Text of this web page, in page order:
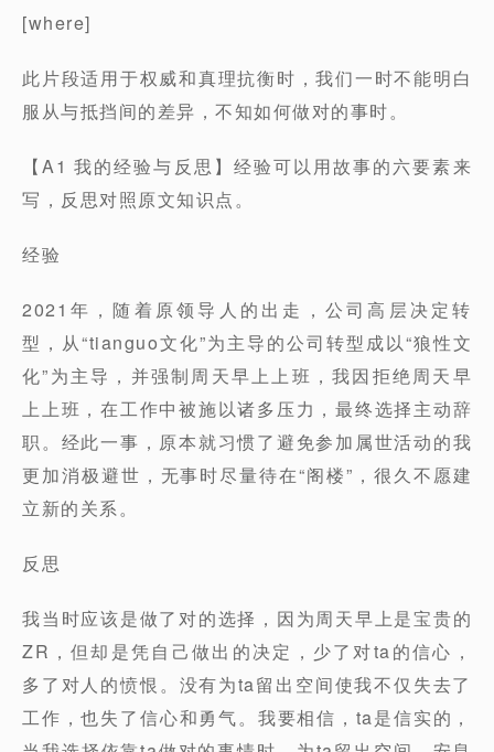
[where]
此片段适用于权威和真理抗衡时，我们一时不能明白
服从与抵挡间的差异，不知如何做对的事时。
【A1 我的经验与反思】经验可以用故事的六要素来
写，反思对照原文知识点。
经验
2021年，随着原领导人的出走，公司高层决定转
型，从“tianguo文化”为主导的公司转型成以“狼性文
化”为主导，并强制周天早上上班，我因拒绝周天早
上上班，在工作中被施以诸多压力，最终选择主动辞
职。经此一事，原本就习惯了避免参加属世活动的我
更加消极避世，无事时尽量待在“阁楼”，很久不愿建
立新的关系。
反思
我当时应该是做了对的选择，因为周天早上是宝贵的
ZR，但却是凭自己做出的决定，少了对ta的信心，
多了对人的愤恨。没有为ta留出空间使我不仅失去了
工作，也失了信心和勇气。我要相信，ta是信实的，